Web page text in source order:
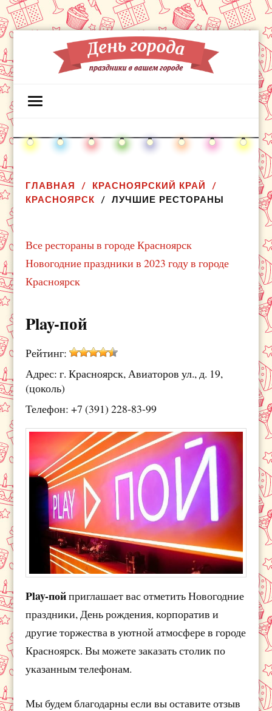
ГЛАВНАЯ
КРАСНОЯРСКИЙ КРАЙ
КРАСНОЯРСК
ЛУЧШИЕ РЕСТОРАНЫ
Все рестораны в городе Красноярск
Новогодние праздники в 2023 году в городе
Красноярск
Play-пой
Рейтинг:
Адрес: г. Красноярск, Авиаторов ул., д. 19,
(цоколь)
Телефон: +7 (391) 228-83-99
Play-пойприглашает вас отметить Новогодние
праздники, День рождения, корпоратив и
другие торжества в уютной атмосфере в городе
Красноярск. Вы можете заказать столик по
указанным телефонам.
Мы будем благодарны если вы оставите отзыв